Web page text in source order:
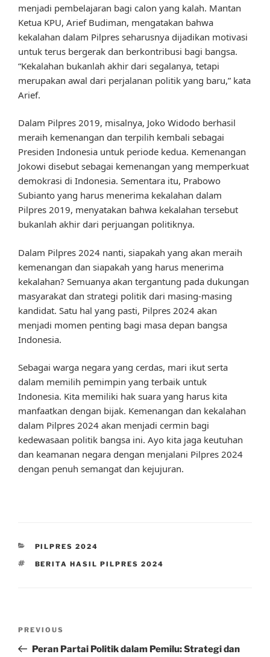
menjadi pembelajaran bagi calon yang kalah. Mantan
Ketua KPU, Arief Budiman, mengatakan bahwa
kekalahan dalam Pilpres seharusnya dijadikan motivasi
untuk terus bergerak dan berkontribusi bagi bangsa.
“Kekalahan bukanlah akhir dari segalanya, tetapi
merupakan awal dari perjalanan politik yang baru,” kata
Arief.
Dalam Pilpres 2019, misalnya, Joko Widodo berhasil
meraih kemenangan dan terpilih kembali sebagai
Presiden Indonesia untuk periode kedua. Kemenangan
Jokowi disebut sebagai kemenangan yang memperkuat
demokrasi di Indonesia. Sementara itu, Prabowo
Subianto yang harus menerima kekalahan dalam
Pilpres 2019, menyatakan bahwa kekalahan tersebut
bukanlah akhir dari perjuangan politiknya.
Dalam Pilpres 2024 nanti, siapakah yang akan meraih
kemenangan dan siapakah yang harus menerima
kekalahan? Semuanya akan tergantung pada dukungan
masyarakat dan strategi politik dari masing-masing
kandidat. Satu hal yang pasti, Pilpres 2024 akan
menjadi momen penting bagi masa depan bangsa
Indonesia.
Sebagai warga negara yang cerdas, mari ikut serta
dalam memilih pemimpin yang terbaik untuk
Indonesia. Kita memiliki hak suara yang harus kita
manfaatkan dengan bijak. Kemenangan dan kekalahan
dalam Pilpres 2024 akan menjadi cermin bagi
kedewasaan politik bangsa ini. Ayo kita jaga keutuhan
dan keamanan negara dengan menjalani Pilpres 2024
dengan penuh semangat dan kejujuran.
CATEGORIES
PILPRES 2024
TAGS
BERITA HASIL PILPRES 2024
Previous
Post
PREVIOUS
Peran Partai Politik dalam Pemilu: Strategi dan